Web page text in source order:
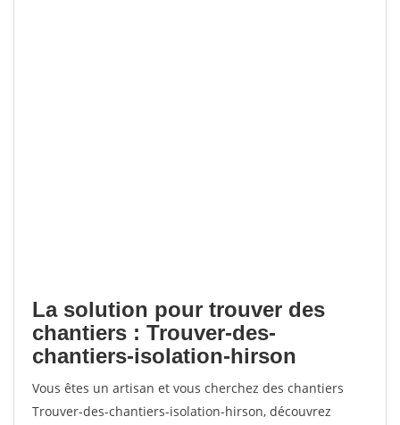
La solution pour trouver des
chantiers : Trouver-des-
chantiers-isolation-hirson
Vous êtes un artisan et vous cherchez des chantiers
Trouver-des-chantiers-isolation-hirson, découvrez